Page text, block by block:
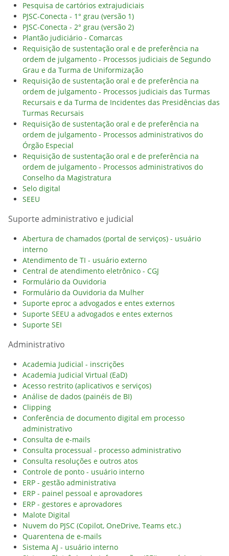
Pesquisa de cartórios extrajudiciais
PJSC-Conecta - 1° grau (versão 1)
PJSC-Conecta - 2° grau (versão 2)
Plantão judiciário - Comarcas
Requisição de sustentação oral e de preferência na
ordem de julgamento - Processos judiciais de Segundo
Grau e da Turma de Uniformização
Requisição de sustentação oral e de preferência na
ordem de julgamento - Processos judiciais das Turmas
Recursais e da Turma de Incidentes das Presidências das
Turmas Recursais
Requisição de sustentação oral e de preferência na
ordem de julgamento - Processos administrativos do
Órgão Especial
Requisição de sustentação oral e de preferência na
ordem de julgamento - Processos administrativos do
Conselho da Magistratura
Selo digital
SEEU
Suporte administrativo e judicial
Abertura de chamados (portal de serviços) - usuário
interno
Atendimento de TI - usuário externo
Central de atendimento eletrônico - CGJ
Formulário da Ouvidoria
Formulário da Ouvidoria da Mulher
Suporte eproc a advogados e entes externos
Suporte SEEU a advogados e entes externos
Suporte SEI
Administrativo
Academia Judicial - inscrições
Academia Judicial Virtual (EaD)
Acesso restrito (aplicativos e serviços)
Análise de dados (painéis de BI)
Clipping
Conferência de documento digital em processo
administrativo
Consulta de e-mails
Consulta processual - processo administrativo
Consulta resoluções e outros atos
Controle de ponto - usuário interno
ERP - gestão administrativa
ERP - painel pessoal e aprovadores
ERP - gestores e aprovadores
Malote Digital
Nuvem do PJSC (Copilot, OneDrive, Teams etc.)
Quarentena de e-mails
Sistema AJ - usuário interno